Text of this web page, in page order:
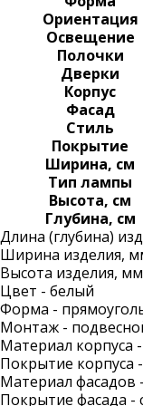
Ориентация
Освещение
Полочки
Дверки
Корпус
Фасад
Стиль
Покрытие
Ширина, см
Тип лампы
Высота, см
Глубина, см
Длина (глубина)
Ширина изделия,
Высота изделия,
Цвет - белый
Форма -
Монтаж -
Материал корпуса
Покрытие корпуса
Материал
Покрытие фасада -